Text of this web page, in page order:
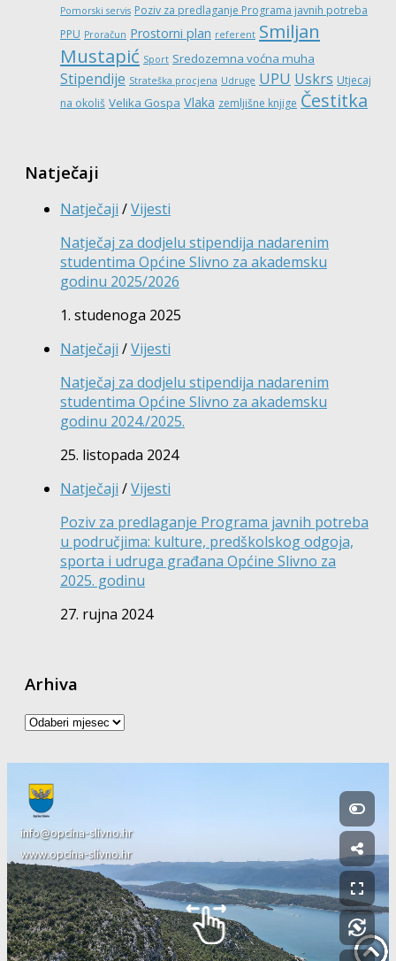
Pomorski servis Poziv za predlaganje Programa javnih potreba
PPU Proračun Prostorni plan referent Smiljan
Mustapić Sport Sredozemna voćna muha
Stipendije Strateška procjena Udruge UPU Uskrs Utjecaj
na okoliš Velika Gospa Vlaka zemljišne knjige Čestitka
Natječaji
Natječaji /Vijesti
Natječaj za dodjelu stipendija nadarenim
studentima Općine Slivno za akademsku
godinu 2025/2026
1. studenoga 2025
Natječaji /Vijesti
Natječaj za dodjelu stipendija nadarenim
studentima Općine Slivno za akademsku
godinu 2024./2025.
25. listopada 2024
Natječaji /Vijesti
Poziv za predlaganje Programa javnih potreba
u područjima: kulture, predškolskog odgoja,
sporta i udruga građana Općine Slivno za
2025. godinu
27. rujna 2024
Arhiva
Arhiva